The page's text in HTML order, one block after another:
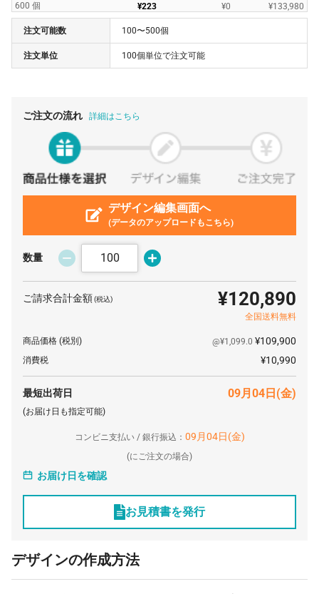
600 個 ¥223 ¥0 ¥133,980
700 個 ¥195
800 個 ¥173
¥189,200
¥79 ¥237,600
4000 個 ¥79 ¥316,800
¥79
20000 個 ¥62
30000 個 ¥62 ¥0 ¥1,881,000
50000 個 ¥0 ¥2,750,000
注文可能数 100〜500個
注文単位 100個単位で注文可能
ご注文の流れ 詳細はこちら
デザイン編集画面へ
(データのアップロードもこちら)
数量
ご請求合計金額(税込) ¥120,890
全国送料無料
商品価格 (税別) @¥1,099.0 ¥109,900
消費税 ¥10,990
最短出荷日 09月04日(金)
(お届け日も指定可能)
コンビニ支払い / 銀行振込： 09月04日(金)
(にご注文の場合)
お届け日を確認
お見積書を発行
デザインの作成方法